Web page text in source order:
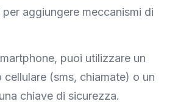
aggiungere meccanismi di
puoi utilizzare un
cellulare (sms, chiamate) o un
chiave di sicurezza.